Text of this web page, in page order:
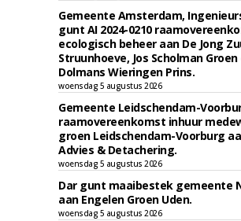
Gemeente Amsterdam,
gunt AI 2024-0210
ecologisch beheer aan De Jong
Struunhoeve, Jos Scholman Groen
Dolmans Wieringen Prins.
woensdag 5 augustus 2026
Gemeente Leidschendam-
raamovereenkomst inhuur
groen Leidschendam-Voorburg
Advies & Detachering.
woensdag 5 augustus 2026
Dar gunt maaibestek gemeente
aan Engelen Groen Uden.
woensdag 5 augustus 2026